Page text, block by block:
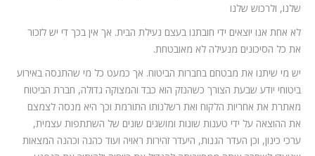
שלנו, ולרכוש שלנו
לא אחת אנו יוצאים ידי חובתנו בעצם נעילת הבית. אך אין בכך די יש לזכור
את כל הסיכונים מנעילה לא מאובטחת.
יש מי שיתנו את מבטחם בחברות הביטוח. אך כמעט כל מי שהתנסה באירוע
ביטוחי יודע שבעת הצורך כשהנזק הוא כבד והמצוקה גדולה, חברת הביטוח
מאתרת את אחריות הלקוח ואת רשלנותו התורמת וכך היא מנסה לצמצם
את ההוצאה על ידי טענות שונות ומושגים שונים של השתתפות עצמית,
ערכי כינון, וכן העדר הגנות, היעדר זהירות ראויה ועוד כהנה וכהנה המצאות